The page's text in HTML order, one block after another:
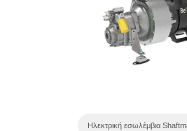
Ηλεκτρική εσωλέμβια